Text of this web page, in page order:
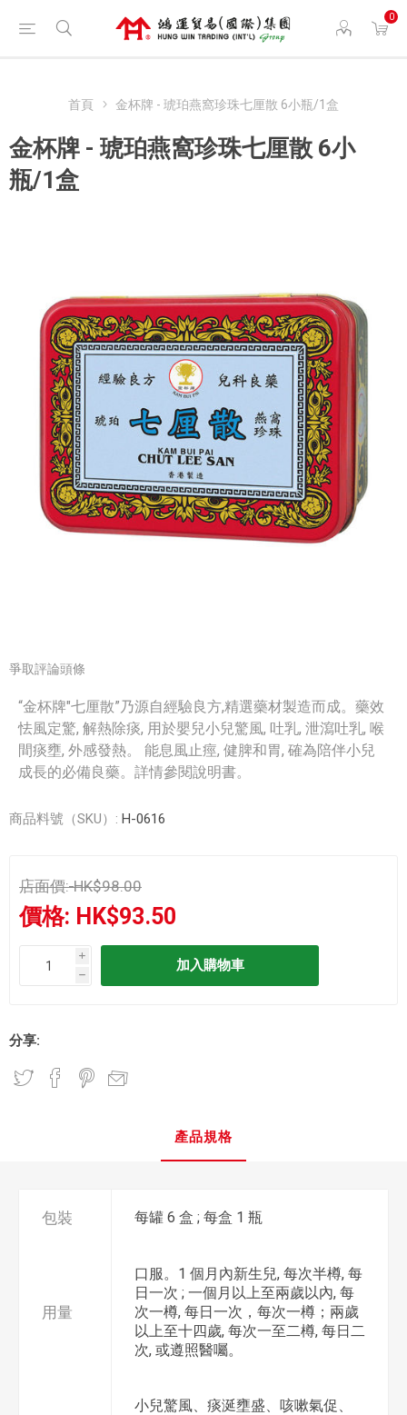
0
首頁 金杯牌 - 琥珀燕窩珍珠七厘散 6小瓶/1盒
金杯牌 - 琥珀燕窩珍珠七厘散 6小
瓶/1盒
爭取評論頭條
“金杯牌"七厘散”乃源自經驗良方,精選藥材製造而成。藥效
怯風定驚, 解熱除痰, 用於嬰兒小兒驚風, 吐乳, 泄瀉吐乳, 喉
間痰壅, 外感發熱。 能息風止痙, 健脾和胃, 確為陪伴小兒
成長的必備良藥。詳情參閱說明書。
商品料號（SKU）: H-0616
店面價: HK$98.00
價格: HK$93.50
i
h
分享:
產品規格
包裝 每罐 6 盒 ; 每盒 1 瓶
用量
口服。1 個月內新生兒, 每次半樽, 每
日一次 ; 一個月以上至兩歲以內, 每
次一樽, 每日一次，每次一樽；兩歲
以上至十四歲, 每次一至二樽, 每日二
次, 或遵照醫囑。
小兒驚風、痰涎壅盛、咳嗽氣促、